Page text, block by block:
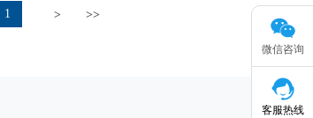
1 > >>
微信咨询
客服热线